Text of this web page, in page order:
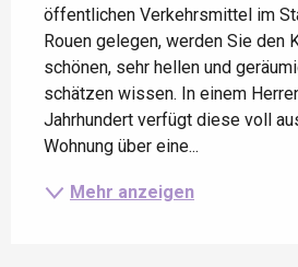
öffentlichen Verkehrsmittel im
Rouen gelegen, werden Sie den
schönen, sehr hellen und
schätzen wissen. In einem
Jahrhundert verfügt diese voll
Wohnung über eine...
Mehr anzeigen